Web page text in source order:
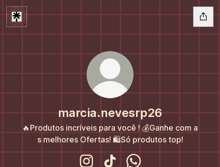
marcia.nevesrp26
🔥Produtos incríveis para você ! 💰Ganhe com a
s melhores Ofertas! 🛍️Só produtos top!